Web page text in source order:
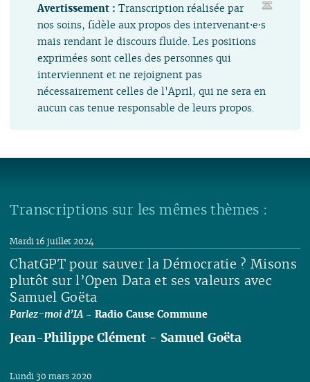
Avertissement :Transcription réalisée par
nos soins, fidèle aux propos des intervenant⋅e⋅s
mais rendant le discours fluide. Les positions
exprimées sont celles des personnes qui
interviennent et ne rejoignent pas
nécessairement celles de l'April, qui ne sera en
aucun cas tenue responsable de leurs propos.
Transcriptions sur les mêmes thèmes :
ChatGPT pour sauver la Démocratie ? Misons
plutôt sur l’Open Data et ses valeurs avec
Samuel Goëta
Parlez-moi d’IA - Radio Cause Commune
Mardi 16 juillet 2024
Jean-Philippe Clément - Samuel Goëta
Lire
Lundi 30 mars 2020